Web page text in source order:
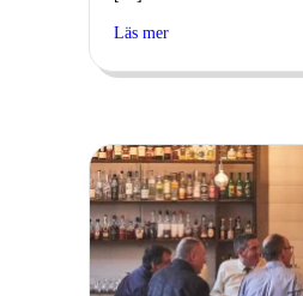
Läs mer